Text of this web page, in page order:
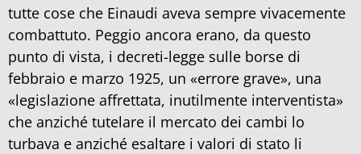
tutte cose che Einaudi aveva sempre vivacemente
combattuto. Peggio ancora erano, da questo
punto di vista, i decreti-legge sulle borse di
febbraio e marzo 1925, un «errore grave», una
«legislazione affrettata, inutilmente interventista»
che anziché tutelare il mercato dei cambi lo
turbava e anziché esaltare i valori di stato li